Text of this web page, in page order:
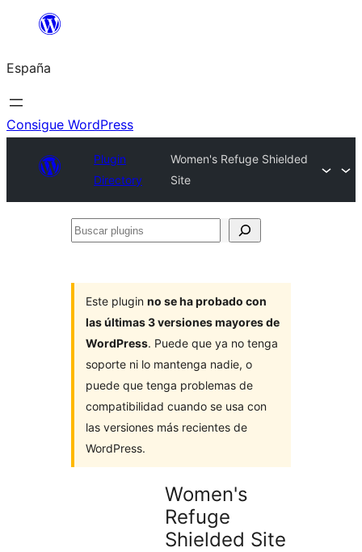
Saltar
contenido
España
Consigue WordPress
Plugin
Directory
Women's Refuge Shielded
Site
Buscar
Este plugin no se ha probado con
las últimas 3 versiones mayores de
WordPress. Puede que ya no tenga
soporte ni lo mantenga nadie, o
puede que tenga problemas de
compatibilidad cuando se usa con
las versiones más recientes de
WordPress.
Women's
Refuge
Shielded Site